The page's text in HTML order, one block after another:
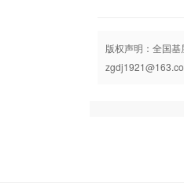
版权声明：全国